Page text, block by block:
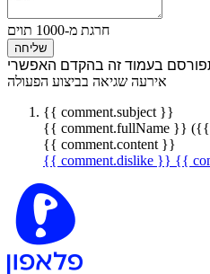
חרגת מ-1000 תוים
שליחה
בעמוד זה בהקדם האפשרי
אירעה שגיאה בביצוע הפעולה
{{ comment.subject }}
{{ comment.fullName }} ({{
{{ comment.content }}
{{ comment.dislike }} {{